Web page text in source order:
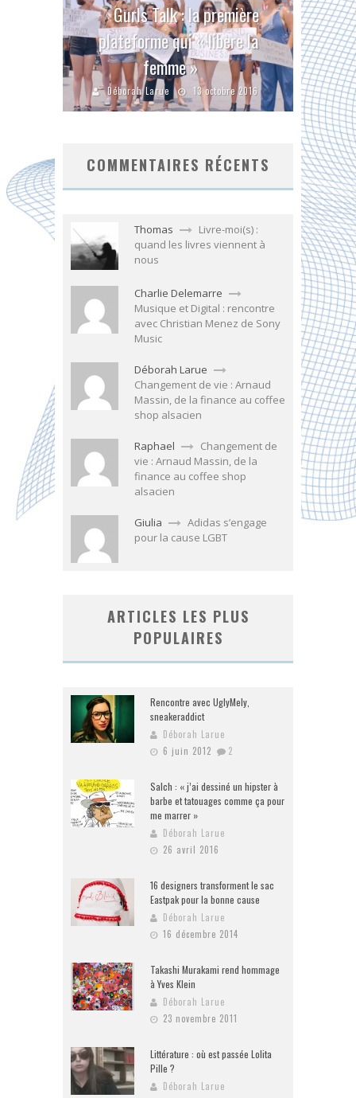
Gurls Talk : la première
plateforme qui « libère la
femme »
Déborah Larue 13 octobre 2016
COMMENTAIRES RÉCENTS
Thomas
Livre-moi(s) :
quand les livres viennent à
nous
Charlie Delemarre
Musique et Digital : rencontre
avec Christian Menez de Sony
Music
Déborah Larue
Changement de vie : Arnaud
Massin, de la finance au coffee
shop alsacien
Raphael
Changement de
vie : Arnaud Massin, de la
finance au coffee shop
alsacien
Giulia
Adidas s’engage
pour la cause LGBT
ARTICLES LES PLUS
POPULAIRES
Rencontre avec UglyMely,
sneakeraddict
Déborah Larue
6 juin 2012
2
Salch : « j’ai dessiné un hipster à
barbe et tatouages comme ça pour
me marrer »
Déborah Larue
26 avril 2016
16 designers transforment le sac
Eastpak pour la bonne cause
Déborah Larue
16 décembre 2014
Takashi Murakami rend hommage
à Yves Klein
Déborah Larue
23 novembre 2011
Littérature : où est passée Lolita
Pille ?
Déborah Larue